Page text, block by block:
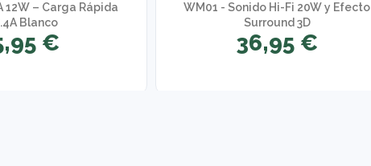
12W – Carga Rápida
Blanco
€
WM01 - Sonido Hi-Fi 20W y Efecto
Surround 3D
36,95 €